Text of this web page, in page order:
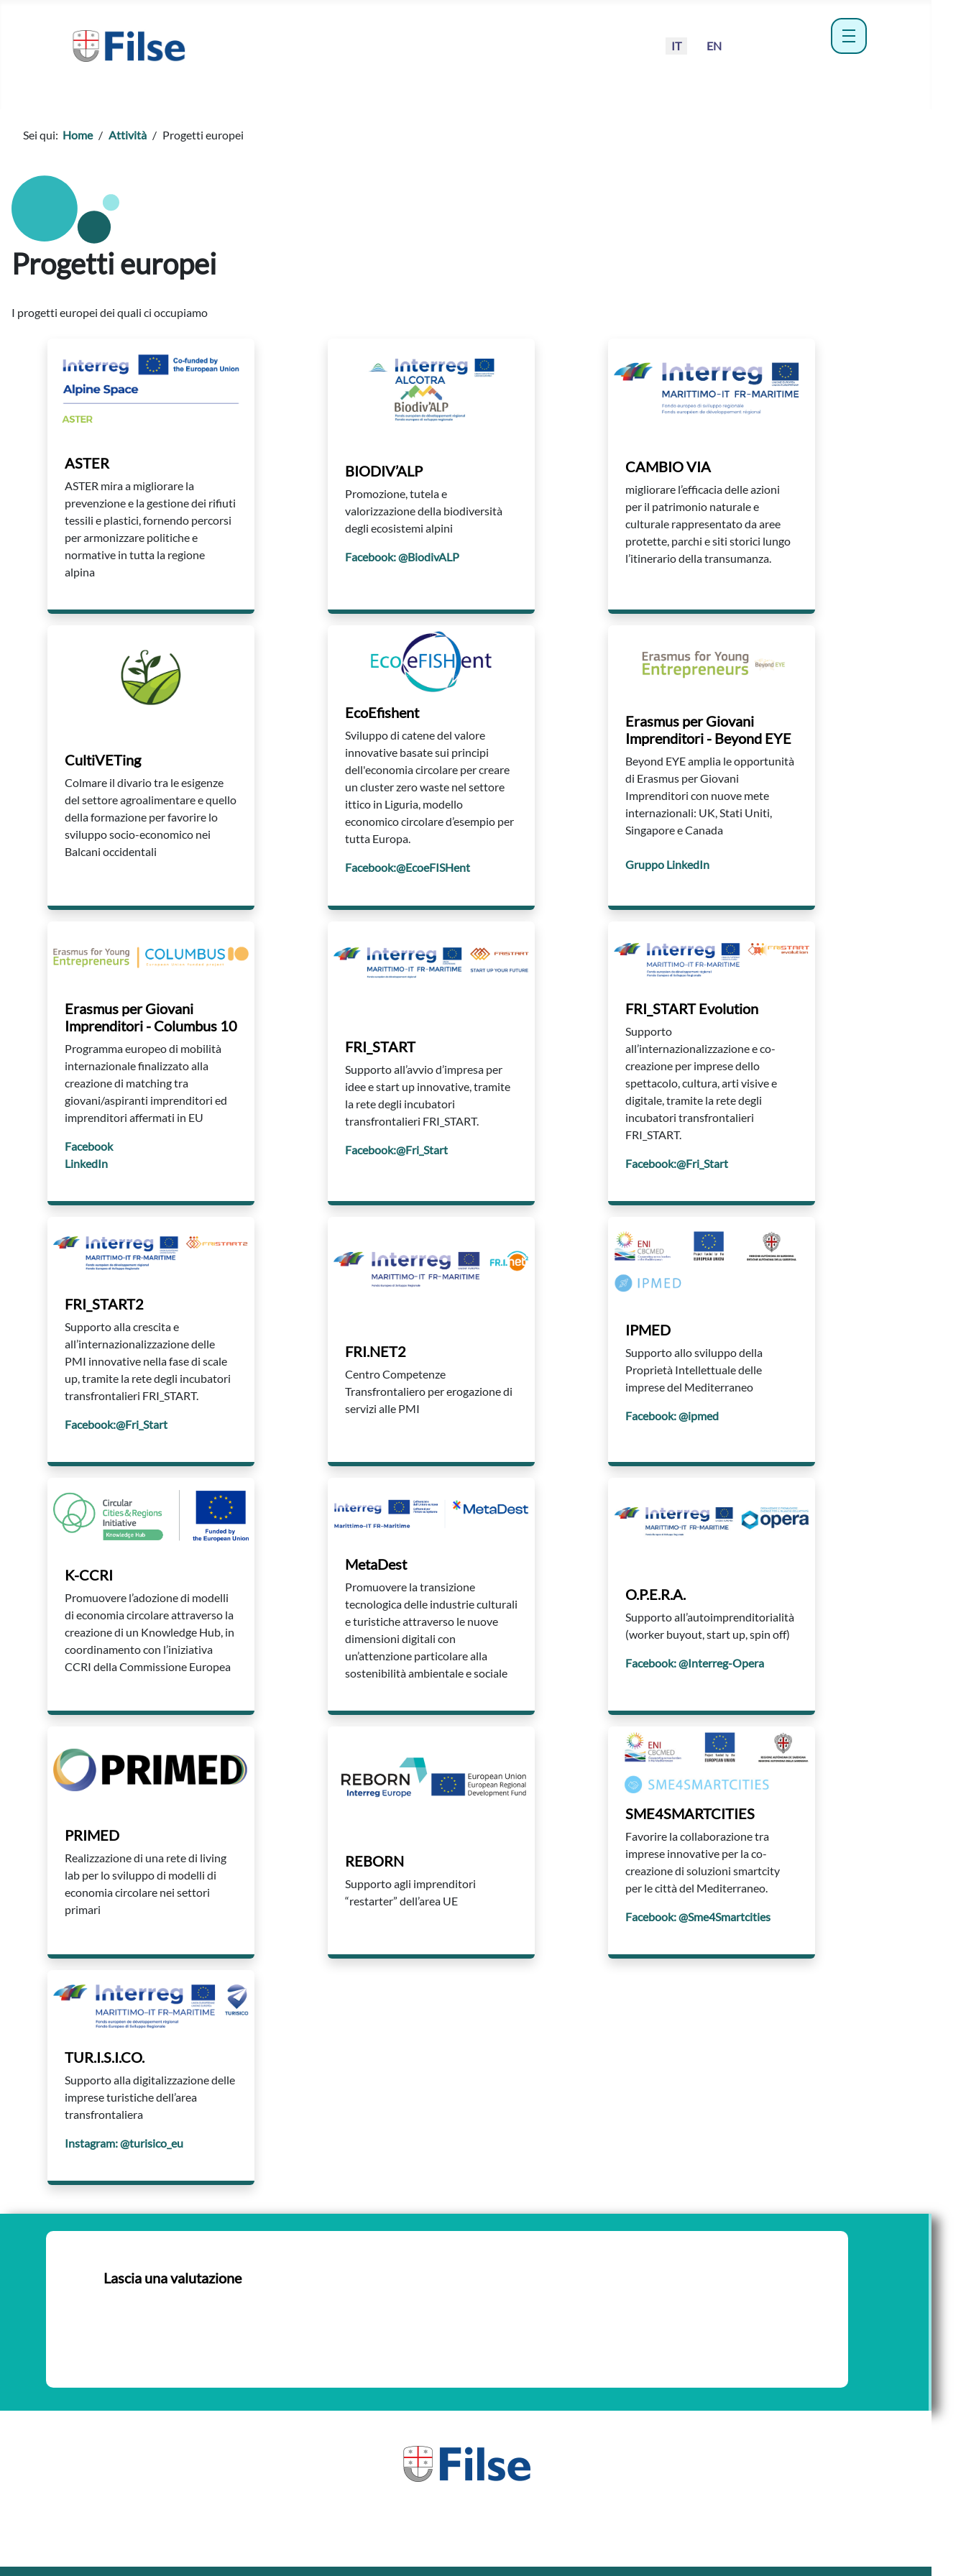
Seleziona la tua lingua
IT EN menu hamburger
Sei qui: Home Attività Progetti europei
Progetti europei
I progetti europei dei quali ci occupiamo
ASTER
ASTER mira a migliorare la
prevenzione e la gestione dei rifiuti
tessili e plastici, fornendo percorsi
per armonizzare politiche e
normative in tutta la regione
alpina
BIODIV’ALP
Promozione, tutela e
valorizzazione della biodiversità
degli ecosistemi alpini
Facebook: @BiodivALP
CAMBIO VIA
migliorare l’efficacia delle azioni
per il patrimonio naturale e
culturale rappresentato da aree
protette, parchi e siti storici lungo
l’itinerario della transumanza.
CultiVETing
Colmare il divario tra le esigenze
del settore agroalimentare e quello
della formazione per favorire lo
sviluppo socio-economico nei
Balcani occidentali
EcoEfishent
Sviluppo di catene del valore
innovative basate sui principi
dell'economia circolare per creare
un cluster zero waste nel settore
ittico in Liguria, modello
economico circolare d’esempio per
tutta Europa.
Facebook:@EcoeFISHent
Erasmus per Giovani
Imprenditori - Beyond EYE
Beyond EYE amplia le opportunità
di Erasmus per Giovani
Imprenditori con nuove mete
internazionali: UK, Stati Uniti,
Singapore e Canada
Gruppo LinkedIn
Erasmus per Giovani
Imprenditori - Columbus 10
Programma europeo di mobilità
internazionale finalizzato alla
creazione di matching tra
giovani/aspiranti imprenditori ed
imprenditori affermati in EU
Facebook
LinkedIn
FRI_START
Supporto all’avvio d’impresa per
idee e start up innovative, tramite
la rete degli incubatori
transfrontalieri FRI_START.
Facebook:@Fri_Start
FRI_START Evolution
Supporto
all’internazionalizzazione e co-
creazione per imprese dello
spettacolo, cultura, arti visive e
digitale, tramite la rete degli
incubatori transfrontalieri
FRI_START.
Facebook:@Fri_Start
FRI_START2
Supporto alla crescita e
all’internazionalizzazione delle
PMI innovative nella fase di scale
up, tramite la rete degli incubatori
transfrontalieri FRI_START.
Facebook:@Fri_Start
FRI.NET2
Centro Competenze
Transfrontaliero per erogazione di
servizi alle PMI
IPMED
Supporto allo sviluppo della
Proprietà Intellettuale delle
imprese del Mediterraneo
Facebook: @ipmed
K-CCRI
Promuovere l’adozione di modelli
di economia circolare attraverso la
creazione di un Knowledge Hub, in
coordinamento con l’iniziativa
CCRI della Commissione Europea
MetaDest
Promuovere la transizione
tecnologica delle industrie culturali
e turistiche attraverso le nuove
dimensioni digitali con
un’attenzione particolare alla
sostenibilità ambientale e sociale
O.P.E.R.A.
Supporto all’autoimprenditorialità
(worker buyout, start up, spin off)
Facebook: @Interreg-Opera
PRIMED
Realizzazione di una rete di living
lab per lo sviluppo di modelli di
economia circolare nei settori
primari
REBORN
Supporto agli imprenditori
“restarter” dell’area UE
SME4SMARTCITIES
Favorire la collaborazione tra
imprese innovative per la co-
creazione di soluzioni smartcity
per le città del Mediterraneo.
Facebook: @Sme4Smartcities
TUR.I.S.I.CO.
Supporto alla digitalizzazione delle
imprese turistiche dell’area
transfrontaliera
Instagram: @turisico_eu
Lascia una valutazione